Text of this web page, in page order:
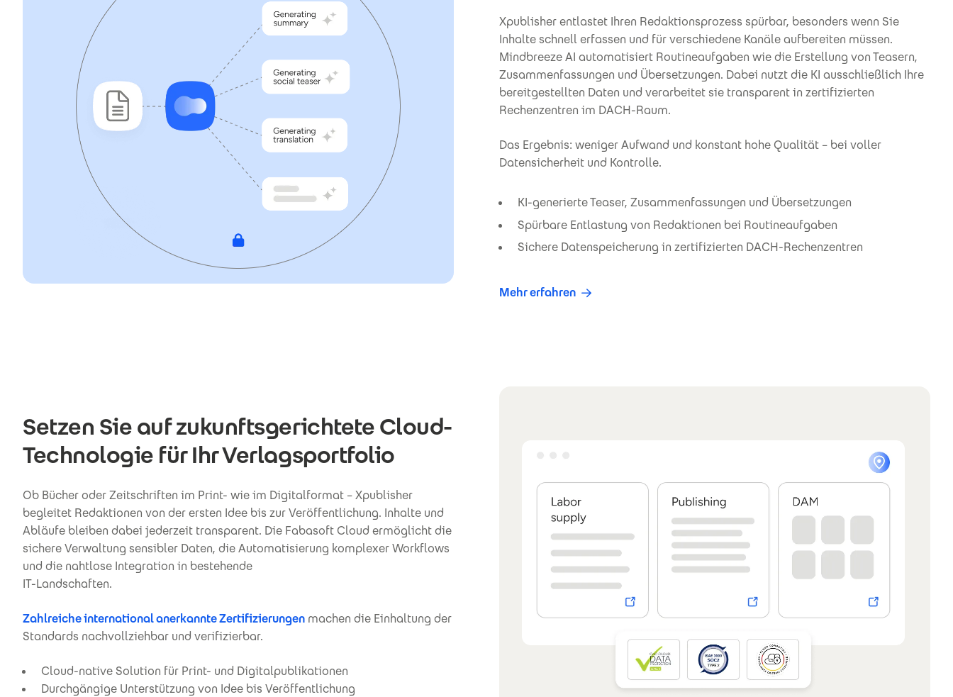
Xpublisher entlastet Ihren Redaktionsprozess spürbar, besonders wenn Sie
Inhalte schnell erfassen und für verschiedene Kanäle aufbereiten müssen.
Mindbreeze AI automatisiert Routineaufgaben wie die Erstellung von Teasern,
Zusammenfassungen und Übersetzungen. Dabei nutzt die KI ausschließlich Ihre
bereitgestellten Daten und verarbeitet sie transparent in zertifizierten
Rechenzentren im DACH-Raum.
Das Ergebnis: weniger Aufwand und konstant hohe Qualität – bei voller
Datensicherheit und Kontrolle.
KI-generierte Teaser, Zusammenfassungen und Übersetzungen
Spürbare Entlastung von Redaktionen bei Routineaufgaben
Sichere Datenspeicherung in zertifizierten DACH-Rechenzentren
Mehr erfahren
Setzen Sie auf zukunftsgerichtete Cloud-
Technologie für Ihr Verlagsportfolio
Ob Bücher oder Zeitschriften im Print- wie im Digitalformat – Xpublisher
begleitet Redaktionen von der ersten Idee bis zur Veröffentlichung. Inhalte und
Abläufe bleiben dabei jederzeit transparent. Die Fabasoft Cloud ermöglicht die
sichere Verwaltung sensibler Daten, die Automatisierung komplexer Workflows
und die nahtlose Integration in bestehende
IT-Landschaften.
Zahlreiche international anerkannte Zertifizierungen machen die Einhaltung der
Standards nachvollziehbar und verifizierbar.
Cloud-native Solution für Print- und Digitalpublikationen
Durchgängige Unterstützung von Idee bis Veröffentlichung